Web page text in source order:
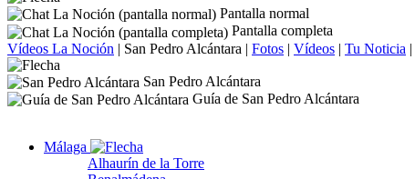
Pantalla normal
Pantalla completa
Vídeos La Noción | San Pedro Alcántara | Fotos | Vídeos | Tu Noticia |
San Pedro Alcántara
Guía de San Pedro Alcántara
Málaga
Alhaurín de la Torre